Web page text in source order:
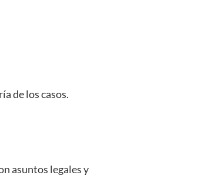
de los casos.
asuntos legales y